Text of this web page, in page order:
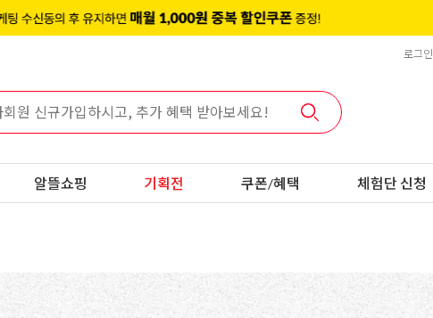
로그인
알뜰쇼핑 기획전 쿠폰/혜택 체험단 신청